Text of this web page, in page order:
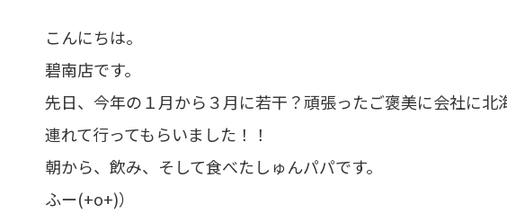
こんにちは。
碧南店です。
先日、今年の１月から３月に若干？頑張ったご褒美に会社に北
連れて行ってもらいました！！
朝から、飲み、そして食べたしゅんパパです。
ふー(+o+)）